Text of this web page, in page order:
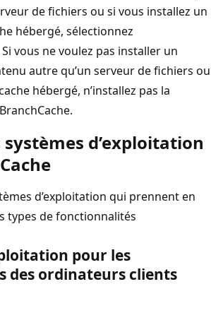
de fichiers ou si vous installez un
hébergé, sélectionnez
Si vous ne voulez pas installer un
autre qu’un serveur de fichiers ou
hébergé, n’installez pas la
d’exploitation
d’exploitation qui prennent en
types de fonctionnalités
pour les
des ordinateurs clients